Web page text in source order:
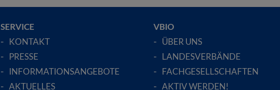
SERVICE
KONTAKT
PRESSE
INFORMATIONSANGEBOTE
AKTUELLES
VBIO
ÜBER UNS
LANDESVERBÄNDE
FACHGESELLSCHAFTEN
AKTIV WERDEN!